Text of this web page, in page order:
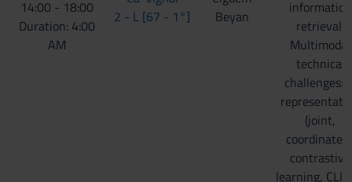
14:00 - 18:00
Duration: 4:00
AM
2 - L [67 - 1°]
Beyan
information
retrieval,
Multimodal
technical
challenges:
(joint,
contrastive
learning,